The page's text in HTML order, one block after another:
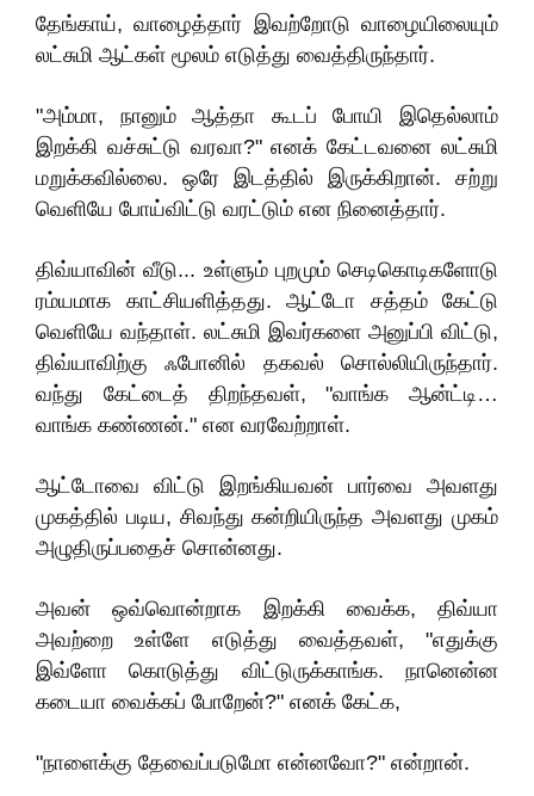
தேங்காய், வாழைத்தார் இவற்றோடு வாழையிலையும்
லட்சுமி ஆட்கள் மூலம் எடுத்து வைத்திருந்தார்.
"அம்மா, நானும் ஆத்தா கூடப் போயி இதெல்லாம்
இறக்கி வச்சுட்டு வரவா?" எனக் கேட்டவனை லட்சுமி
மறுக்கவில்லை. ஒரே இடத்தில் இருக்கிறான். சற்று
வெளியே போய்விட்டு வரட்டும் என நினைத்தார்.
திவ்யாவின் வீடு... உள்ளும் புறமும் செடிகொடிகளோடு
ரம்யமாக காட்சியளித்தது. ஆட்டோ சத்தம் கேட்டு
வெளியே வந்தாள். லட்சுமி இவர்களை அனுப்பி விட்டு,
திவ்யாவிற்கு ஃபோனில் தகவல் சொல்லியிருந்தார்.
வந்து கேட்டைத் திறந்தவள், "வாங்க ஆன்ட்டி…
வாங்க கண்ணன்." என வரவேற்றாள்.
ஆட்டோவை விட்டு இறங்கியவன் பார்வை அவளது
முகத்தில் படிய, சிவந்து கன்றியிருந்த அவளது முகம்
அழுதிருப்பதைச் சொன்னது.
அவன் ஒவ்வொன்றாக இறக்கி வைக்க, திவ்யா
அவற்றை உள்ளே எடுத்து வைத்தவள், "எதுக்கு
இவ்ளோ கொடுத்து விட்டுருக்காங்க. நானென்ன
கடையா வைக்கப் போறேன்?" எனக் கேட்க,
"நாளைக்கு தேவைப்படுமோ என்னவோ?" என்றான்.